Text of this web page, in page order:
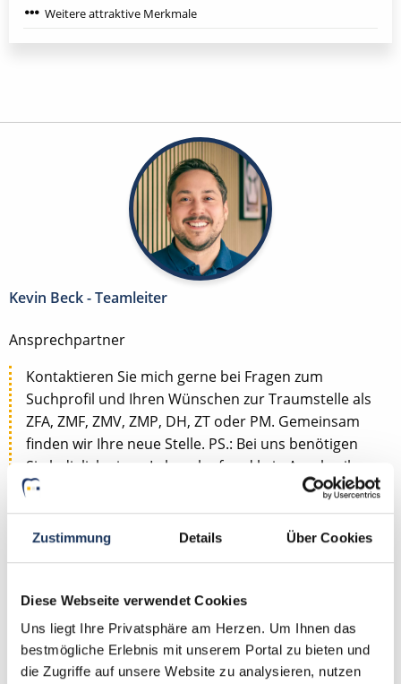
Zustimmung Details Über Cookies
Diese Webseite verwendet Cookies
Uns liegt Ihre Privatsphäre am Herzen. Um Ihnen das
bestmögliche Erlebnis mit unserem Portal zu bieten und
die Zugriffe auf unsere Website zu analysieren, nutzen
Weitere attraktive Merkmale
Kevin Beck - Teamleiter
Ansprechpartner
Kontaktieren Sie mich gerne bei Fragen zum
Suchprofil und Ihren Wünschen zur Traumstelle als
ZFA, ZMF, ZMV, ZMP, DH, ZT oder PM. Gemeinsam
finden wir Ihre neue Stelle. PS.: Bei uns benötigen
Sie lediglich einen Lebenslauf und kein Anschreiben.
Jetzt zur kostenlosen Stellenanfrage
Kontakt
Tel.: +49 (0) 521 / 911 730 44
Fax: +49 (0) 521 / 911 730 41
bewerbung@dzas.de